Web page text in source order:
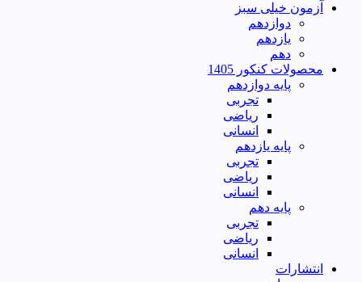
آزمون خیلی سبز
دوازدهم
یازدهم
دهم
محصولات کنکور 1405
پایه دوازدهم
تجربی
ریاضی
انسانی
پایه یازدهم
تجربی
ریاضی
انسانی
پایه دهم
تجربی
ریاضی
انسانی
انتشارات